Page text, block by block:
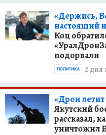
«Держись,
настоящий
Коц
подорвали
2 дня
ПОЛИТИКА
«Дрон
Якутский
рассказал,
уничтожил